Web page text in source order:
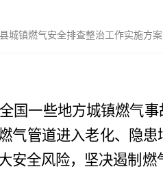
镇燃气安全排查整治工作实施方案
国一些地方城镇燃气
气管道进入老化、隐
安全风险，坚决遏制